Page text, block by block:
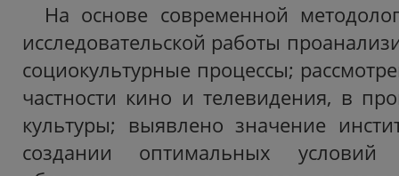
На основе современной
исследовательской работы
социокультурные процессы;
частности кино и телевидения, в
культуры; выявлено значение
создании оптимальных условий